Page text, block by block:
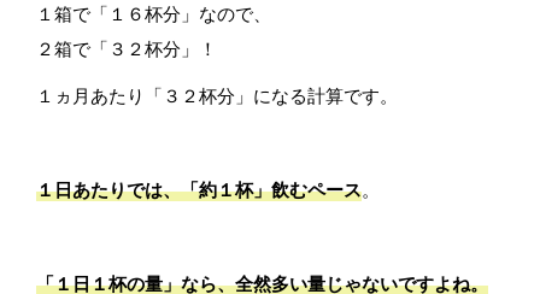
１箱で「１６杯分」なので、
２箱で「３２杯分」！
１ヵ月あたり「３２杯分」になる計算です。
１日あたりでは、「約１杯」飲むペース。
「１日１杯の量」なら、全然多い量じゃないですよね。